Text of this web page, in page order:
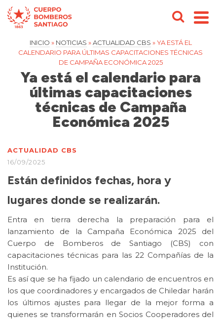
INICIO » NOTICIAS » ACTUALIDAD CBS » YA ESTÁ EL
CALENDARIO PARA ÚLTIMAS CAPACITACIONES TÉCNICAS
DE CAMPAÑA ECONÓMICA 2025
Ya está el calendario para
últimas capacitaciones
técnicas de Campaña
Económica 2025
ACTUALIDAD CBS
16/09/2025
Están definidos fechas, hora y
lugares donde se realizarán.
Entra en tierra derecha la preparación para el
lanzamiento de la Campaña Económica 2025 del
Cuerpo de Bomberos de Santiago (CBS) con
capacitaciones técnicas para las 22 Compañías de la
Institución.
Es así que se ha fijado un calendario de encuentros en
los que coordinadores y encargados de Chiledar harán
los últimos ajustes para llegar de la mejor forma a
quienes se transformarán en Socios Cooperadores del